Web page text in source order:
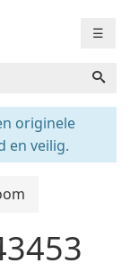
☰
originele
en veilig.